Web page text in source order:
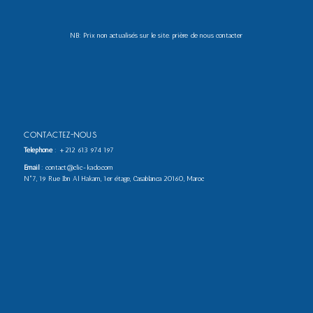
NB: Prix non actualisés sur le site. prière de nous contacter
CONTACTEZ-NOUS
Téléphone: +212 613 974 197
Email: contact@clic-kado.com
N°7, 19 Rue Ibn Al Hakam, 1er étage, Casablanca 20160, Maroc